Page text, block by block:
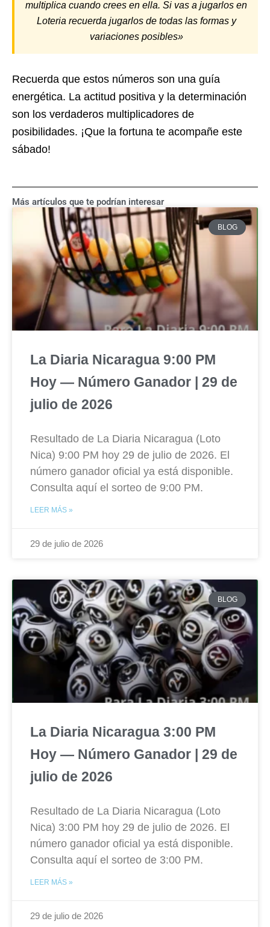
multiplica cuando crees en ella. Si vas a jugarlos en
Loteria recuerda jugarlos de todas las formas y
variaciones posibles»
Recuerda que estos números son una guía
energética. La actitud positiva y la determinación
son los verdaderos multiplicadores de
posibilidades. ¡Que la fortuna te acompañe este
sábado!
Más artículos que te podrían interesar
BLOG
La Diaria Nicaragua 9:00 PM
Hoy — Número Ganador | 29 de
julio de 2026
Resultado de La Diaria Nicaragua (Loto
Nica) 9:00 PM hoy 29 de julio de 2026. El
número ganador oficial ya está disponible.
Consulta aquí el sorteo de 9:00 PM.
LEER MÁS »
29 de julio de 2026
BLOG
La Diaria Nicaragua 3:00 PM
Hoy — Número Ganador | 29 de
julio de 2026
Resultado de La Diaria Nicaragua (Loto
Nica) 3:00 PM hoy 29 de julio de 2026. El
número ganador oficial ya está disponible.
Consulta aquí el sorteo de 3:00 PM.
LEER MÁS »
29 de julio de 2026